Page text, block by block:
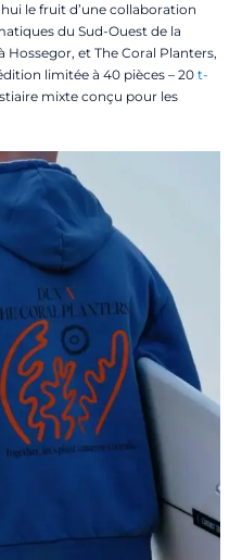
le fruit d’une collaboration
du Sud-Ouest de la
Hossegor, et The Coral Planters,
limitée à 40 pièces – 20 t-
mixte conçu pour les